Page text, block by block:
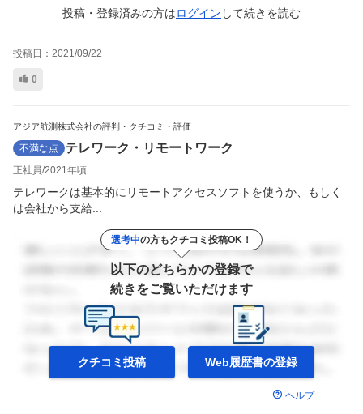
投稿・登録済みの方はログイン して続きを読む
投稿日： 2021/09/22
0
アジア航測株式会社の評判・クチコミ・評価
不満な点 テレワーク・リモートワーク
正社員 2021年頃
テレワークは基本的にリモートアクセスソフトを使うか、もしく
は会社から支給...
選考中の方もクチコミ投稿OK！
以下のどちらかの登録で
続きをご覧いただけます
クチコミ投稿 Web履歴書の登録
ヘルプ